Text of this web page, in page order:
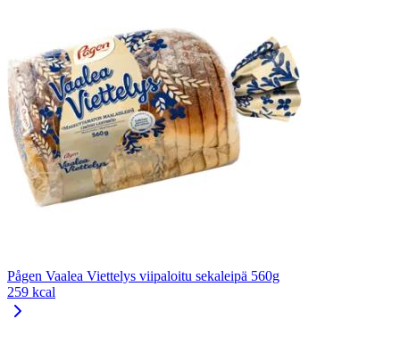
Pågen Vaalea Viettelys viipaloitu sekaleipä 560g
259 kcal